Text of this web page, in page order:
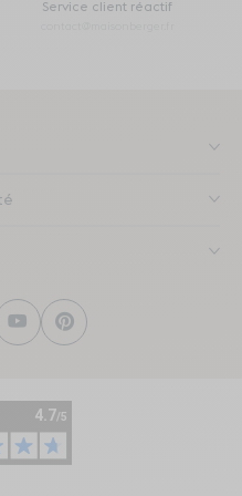
Service client réactif
YouTubePinterest